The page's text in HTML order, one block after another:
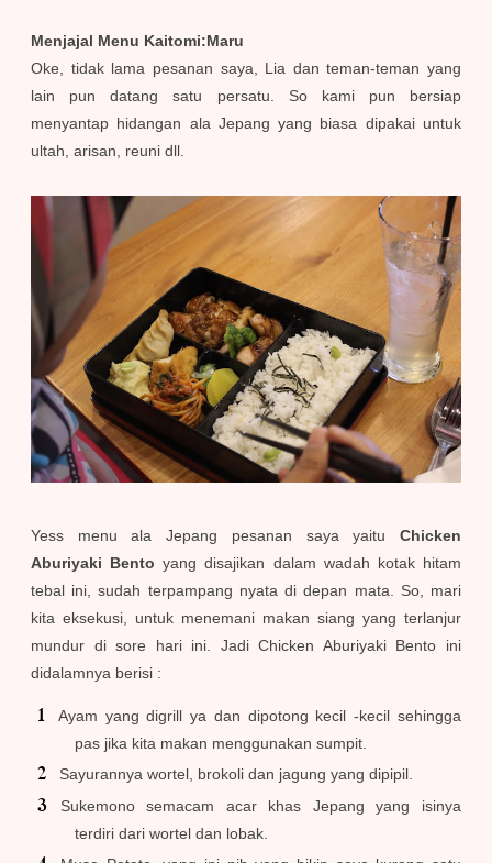
Menjajal Menu Kaitomi:Maru
Oke, tidak lama pesanan saya, Lia dan teman-teman yang
lain pun datang satu persatu. So kami pun bersiap
menyantap hidangan ala Jepang yang biasa dipakai untuk
ultah, arisan, reuni dll.
Yess menu ala Jepang pesanan saya yaitu Chicken
Aburiyaki Bentoyang disajikan dalam wadah kotak hitam
tebal ini, sudah terpampang nyata di depan mata. So, mari
kita eksekusi, untuk menemani makan siang yang terlanjur
mundur di sore hari ini. Jadi Chicken Aburiyaki Bento ini
didalamnya berisi :
Ayam yang digrill ya dan dipotong kecil -kecil sehingga
pas jika kita makan menggunakan sumpit.
Sayurannya wortel, brokoli dan jagung yang dipipil.
Sukemono semacam acar khas Jepang yang isinya
terdiri dari wortel dan lobak.